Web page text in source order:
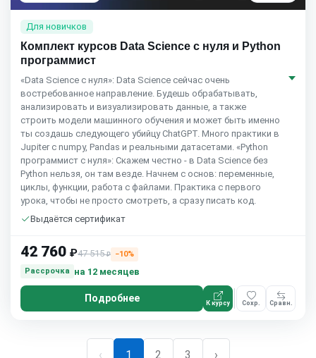
Для новичков
Комплект курсов Data Science с нуля и Python
программист
«Data Science с нуля»: Data Science сейчас очень
востребованное направление. Будешь обрабатывать,
анализировать и визуализировать данные, а также
строить модели машинного обучения и может быть именно
ты создашь следующего убийцу ChatGPT. Много практики в
Jupiter c numpy, Pandas и реальными датасетами. «Python
программист с нуля»: Скажем честно - в Data Science без
Python нельзя, он там везде. Начнем с основ: переменные,
циклы, функции, работа с файлами. Практика с первого
урока, чтобы не просто смотреть, а сразу писать код.
Выдаётся сертификат
42 760 ₽47 515₽
−10%
Рассрочка
на 12 месяцев
Подробнее К курсу Сохр. Сравн.
‹ 1 2 3 ›